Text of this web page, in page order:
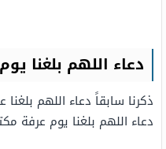
دعاء اللهم بلغنا
ذكرنا سابقاً دعاء اللهم
دعاء اللهم بلغنا يوم عرفة